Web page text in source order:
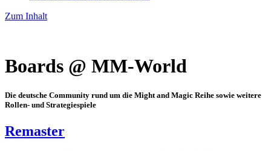
Zum Inhalt
Boards @ MM-World
Die deutsche Community rund um die Might and Magic Reihe sowie weitere
Rollen- und Strategiespiele
Remaster